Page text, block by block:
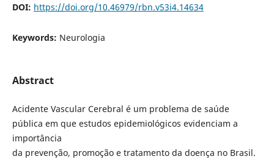
DOI: https://doi.org/10.46979/rbn.v53i4.14634
Keywords: Neurologia
Abstract
Acidente Vascular Cerebral é um problema de saúde
pública em que estudos epidemiológicos evidenciam a
importância
da prevenção, promoção e tratamento da doença no Brasil.